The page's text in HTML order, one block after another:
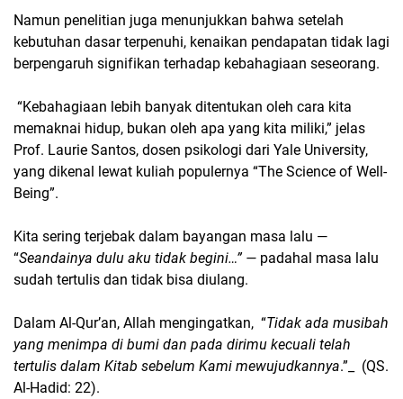
Namun penelitian juga menunjukkan bahwa setelah
kebutuhan dasar terpenuhi, kenaikan pendapatan tidak lagi
berpengaruh signifikan terhadap kebahagiaan seseorang.
“Kebahagiaan lebih banyak ditentukan oleh cara kita
memaknai hidup, bukan oleh apa yang kita miliki,” jelas
Prof. Laurie Santos, dosen psikologi dari Yale University,
yang dikenal lewat kuliah populernya “The Science of Well-
Being”.
Kita sering terjebak dalam bayangan masa lalu —
“Seandainya dulu aku tidak begini…” — padahal masa lalu
sudah tertulis dan tidak bisa diulang.
Dalam Al-Qur’an, Allah mengingatkan, “Tidak ada musibah
yang menimpa di bumi dan pada dirimu kecuali telah
tertulis dalam Kitab sebelum Kami mewujudkannya.”_ (QS.
Al-Hadid: 22).